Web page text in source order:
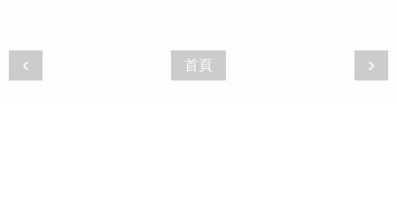
‹ ›
首頁